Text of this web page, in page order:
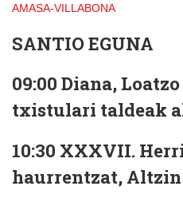
AMASA-VILLABONA
SANTIO EGUNA
09:00 Diana,
txistulari taldeak
10:30 XXXVII.
haurrentzat,